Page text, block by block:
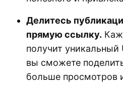
Делитесь
прямую ссылку.
получит
вы сможете
больше просмотров